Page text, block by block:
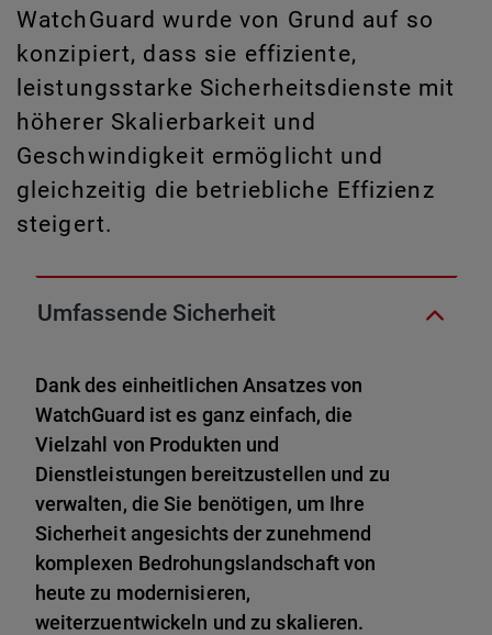
WatchGuard wurde von Grund auf so
konzipiert, dass sie effiziente,
leistungsstarke Sicherheitsdienste mit
höherer Skalierbarkeit und
Geschwindigkeit ermöglicht und
gleichzeitig die betriebliche Effizienz
steigert.
Umfassende Sicherheit
Dank des einheitlichen Ansatzes von
WatchGuard ist es ganz einfach, die
Vielzahl von Produkten und
Dienstleistungen bereitzustellen und zu
verwalten, die Sie benötigen, um Ihre
Sicherheit angesichts der zunehmend
komplexen Bedrohungslandschaft von
heute zu modernisieren,
weiterzuentwickeln und zu skalieren.